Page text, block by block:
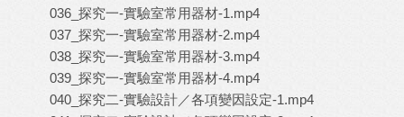
036_探究一-實驗室常用器材-1.mp4
037_探究一-實驗室常用器材-2.mp4
038_探究一-實驗室常用器材-3.mp4
039_探究一-實驗室常用器材-4.mp4
040_探究二-實驗設計／各項變因設定-1.mp4